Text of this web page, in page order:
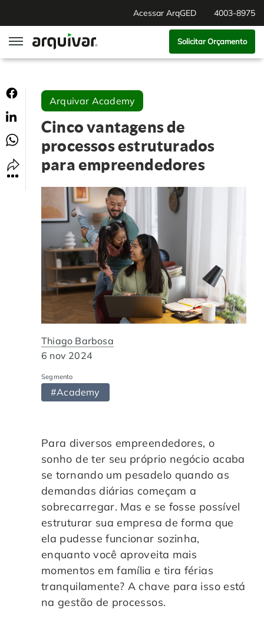
Acessar ArqGED 4003-8975
ArqSign
Soluções
Gestão de Documentos
Digitalização
Software para BPM
Automação de Processos
Educação Corporativa
Gerenciamento de NF-e
Adequação à LGPD
Auditoria de Processos
Transformação Digital
Gestão do Departamento Pessoal
Controle e Organização de Documentos Físicos
Guarda de Documentos
Consultoria Documental
Segmentos
RH Digital
Agronegócio
Hospitais e Clínicas
Instituições de Ensino
Departamento Pessoal
Departamento Financeiro
Institucional
Sobre Nós
Cases de Sucesso
Nossas Unidades
Blog
Trabalhe Conosco
O QUE NOS DIFERENCIA? DESCUBRA
Solicitar Orçamento
Arquivar Academy
Cinco vantagens de
processos estruturados
para empreendedores
Thiago Barbosa
6 nov 2024
Segmento
#Academy
Para diversos empreendedores, o
sonho de ter seu próprio negócio acaba
se tornando um pesadelo quando as
demandas diárias começam a
sobrecarregar. Mas e se fosse possível
estruturar sua empresa de forma que
ela pudesse funcionar sozinha,
enquanto você aproveita mais
momentos em família e tira férias
tranquilamente? A chave para isso está
na gestão de processos.